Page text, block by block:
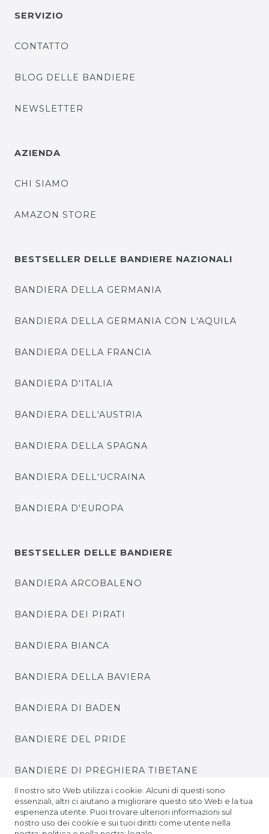
SERVIZIO
CONTATTO
BLOG DELLE BANDIERE
NEWSLETTER
AZIENDA
CHI SIAMO
AMAZON STORE
BESTSELLER DELLE BANDIERE NAZIONALI
BANDIERA DELLA GERMANIA
BANDIERA DELLA GERMANIA CON L'AQUILA
BANDIERA DELLA FRANCIA
BANDIERA D'ITALIA
BANDIERA DELL'AUSTRIA
BANDIERA DELLA SPAGNA
BANDIERA DELL'UCRAINA
BANDIERA D'EUROPA
BESTSELLER DELLE BANDIERE
BANDIERA ARCOBALENO
BANDIERA DEI PIRATI
BANDIERA BIANCA
BANDIERA DELLA BAVIERA
BANDIERA DI BADEN
BANDIERE DEL PRIDE
BANDIERE DI PREGHIERA TIBETANE
BANDIERE DEL CAMPIONATO EUROPEO DI
CALCIO
Il nostro sito Web utilizza i cookie. Alcuni di questi sono
essenziali, altri ci aiutano a migliorare questo sito Web e la tua
esperienza utente. Puoi trovare ulteriori informazioni sul
nostro uso dei cookie e sui tuoi diritti come utente nella